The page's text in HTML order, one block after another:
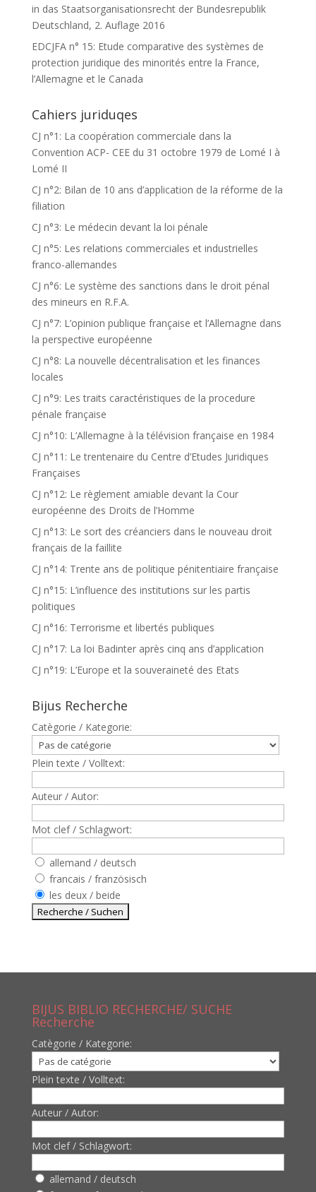
in das Staatsorganisationsrecht der Bundesrepublik
Deutschland, 2. Auflage 2016
EDCJFA n° 15: Etude comparative des systèmes de
protection juridique des minorités entre la France,
l’Allemagne et le Canada
Cahiers juriduqes
CJ n°1: La coopération commerciale dans la
Convention ACP- CEE du 31 octobre 1979 de Lomé I à
Lomé II
CJ n°2: Bilan de 10 ans d’application de la réforme de la
filiation
CJ n°3: Le médecin devant la loi pénale
CJ n°5: Les relations commerciales et industrielles
franco-allemandes
CJ n°6: Le système des sanctions dans le droit pénal
des mineurs en R.F.A.
CJ n°7: L’opinion publique française et l’Allemagne dans
la perspective européenne
CJ n°8: La nouvelle décentralisation et les finances
locales
CJ n°9: Les traits caractéristiques de la procedure
pénale française
CJ n°10: L’Allemagne à la télévision française en 1984
CJ n°11: Le trentenaire du Centre d’Etudes Juridiques
Françaises
CJ n°12: Le règlement amiable devant la Cour
européenne des Droits de l’Homme
CJ n°13: Le sort des créanciers dans le nouveau droit
français de la faillite
CJ n°14: Trente ans de politique pénitentiaire française
CJ n°15: L’influence des institutions sur les partis
politiques
CJ n°16: Terrorisme et libertés publiques
CJ n°17: La loi Badinter après cinq ans d’application
CJ n°19: L’Europe et la souveraineté des Etats
Bijus Recherche
Catègorie / Kategorie:
Plein texte / Volltext:
Auteur / Autor:
Mot clef / Schlagwort:
allemand / deutsch
francais / französisch
les deux / beide
BIJUS BIBLIO RECHERCHE/ SUCHE
Recherche
Catègorie / Kategorie:
Plein texte / Volltext:
Auteur / Autor:
Mot clef / Schlagwort:
allemand / deutsch